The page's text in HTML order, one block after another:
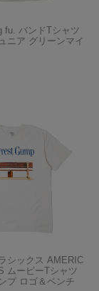
fu. バンドTシャツ
ニア グリーンマイ
シックス AMERIC
ムービーTシャツ
プ ロゴ＆ベンチ